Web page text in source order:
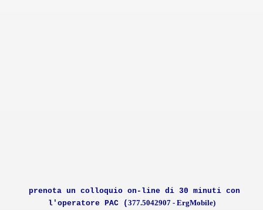
prenota un colloquio on-line di 30 minuti con
l'operatore PAC ( 377.5042907 - ErgMobile)